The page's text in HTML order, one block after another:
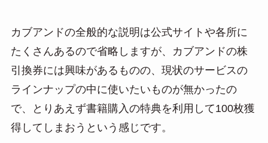
カブアンドの全般的な説明は公式サイトや各所に
たくさんあるので省略しますが、カブアンドの株
引換券には興味があるものの、現状のサービスの
ラインナップの中に使いたいものが無かったの
で、とりあえず書籍購入の特典を利用して100枚獲
得してしまおうという感じです。